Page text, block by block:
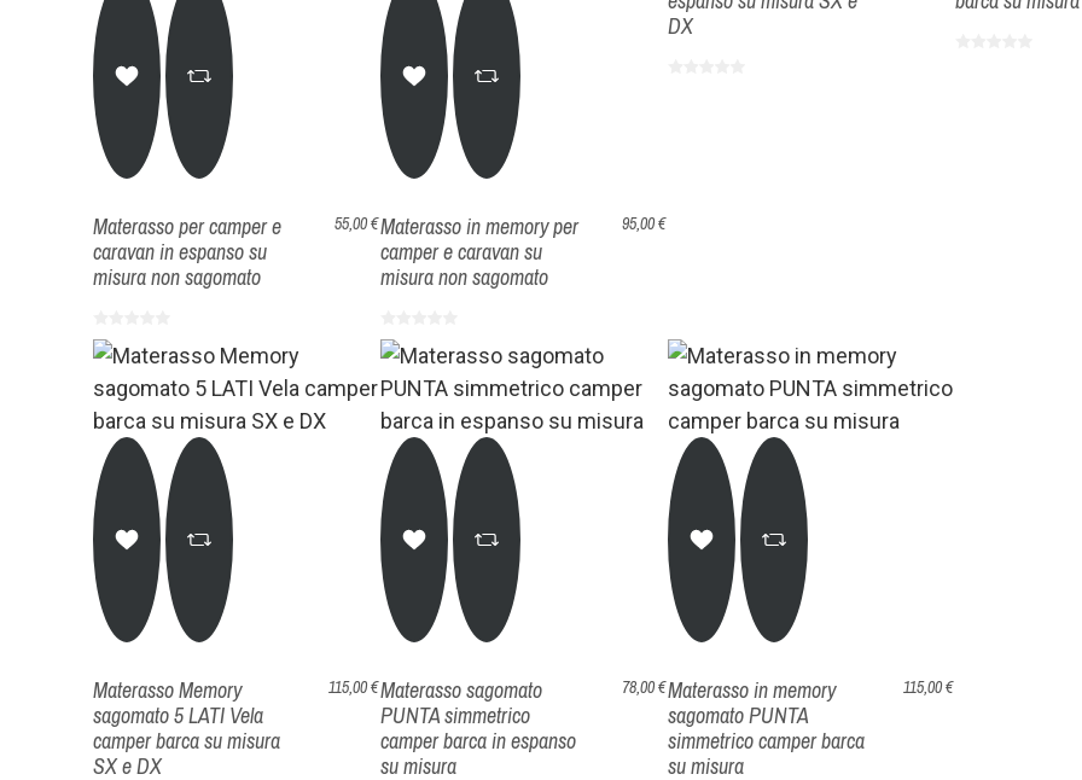
Materasso per camper e
caravan in espanso su
misura non sagomato
55,00 €Materasso in memory per
camper e caravan su
misura non sagomato
95,00 €
DX
Materasso Memory
sagomato 5 LATI Vela
camper barca su misura
SX e DX
115,00 €Materasso sagomato
PUNTA simmetrico
camper barca in espanso
su misura
78,00 €Materasso in memory
sagomato PUNTA
simmetrico camper barca
su misura
115,00 €